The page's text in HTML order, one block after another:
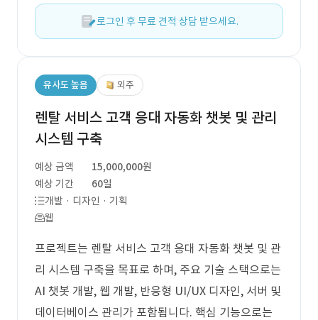
로그인 후 무료 견적 상담 받으세요.
유사도 높음 외주
렌탈 서비스 고객 응대 자동화 챗봇 및 관리
시스템 구축
예상 금액
15,000,000원
예상 기간
60일
개발 · 디자인 · 기획
웹
프로젝트는 렌탈 서비스 고객 응대 자동화 챗봇 및 관
리 시스템 구축을 목표로 하며, 주요 기술 스택으로는
AI 챗봇 개발, 웹 개발, 반응형 UI/UX 디자인, 서버 및
데이터베이스 관리가 포함됩니다. 핵심 기능으로는